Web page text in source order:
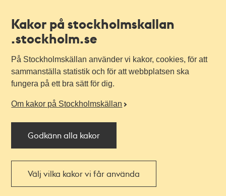
Kakor på stockholmskallan
.stockholm.se
På Stockholmskällan använder vi kakor, cookies, för att
sammanställa statistik och för att webbplatsen ska
fungera på ett bra sätt för dig.
Om kakor på Stockholmskällan
Godkänn alla kakor
Välj vilka kakor vi får använda